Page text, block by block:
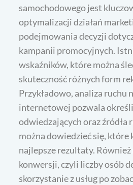
samochodowego jest
optymalizacji działań
podejmowania decyzji
kampanii promocyjnych.
wskaźników, które można
skuteczność różnych form
Przykładowo, analiza ruchu
internetowej pozwala
odwiedzających oraz źródła
można dowiedzieć się, które
najlepsze rezultaty.
konwersji, czyli liczby osób
skorzystanie z usług po